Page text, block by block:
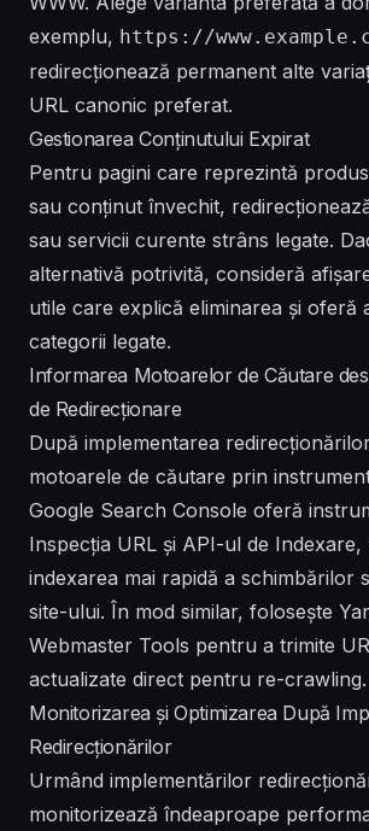
exemplu, https://
redirecționează permanent alte
URL canonic preferat.
Gestionarea Conținutului Expirat
Pentru pagini care reprezintă
sau conținut învechit,
sau servicii curente strâns legate.
alternativă potrivită, consideră
utile care explică eliminarea și oferă
categorii legate.
Informarea Motoarelor de Căutare
de Redirecționare
După implementarea
motoarele de căutare prin
Google Search Console oferă
Inspecția URL și API-ul de Indexare,
indexarea mai rapidă a schimbărilor
site-ului. În mod similar, folosește
Webmaster Tools pentru a trimite
actualizate direct pentru re-crawling.
Monitorizarea și Optimizarea După
Redirecționărilor
Urmând implementărilor
monitorizează îndeaproape